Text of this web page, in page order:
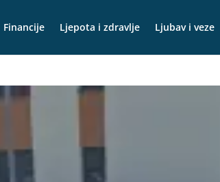
Financije Ljepota i zdravlje Ljubav i veze